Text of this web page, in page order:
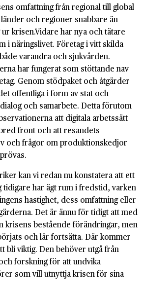
omfattning från regional till global
och regioner snabbare än
krisen.Vidare har nya och tätare
i näringslivet. Företag i vitt skilda
varandra och sjukvården.
har fungerat som stöttande nav
Genom stödpaket och åtgärder
offentliga i form av stat och
och samarbete. Detta förutom
att digitala arbetssätt
front och att resandets
och frågor om produktionskedjor
kan vi redan nu konstatera att ett
tidigare har ägt rum i fredstid, varken
hastighet, dess omfattning eller
Det är ännu för tidigt att med
krisens bestående förändringar, men
och lär fortsätta. Där kommer
bli viktig. Den behöver utgå från
forskning för att undvika
som vill utnyttja krisen för sina